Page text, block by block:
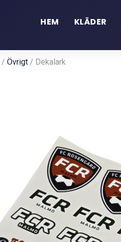
HEM KLÄDER
/Övrigt / Dekalark